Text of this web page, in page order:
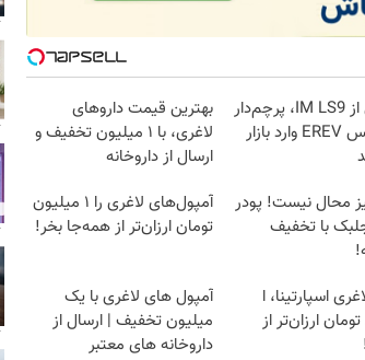
رونمایی از IM LS9، پرچم‌دار
فوق‌لوکس EREV وارد بازار
بهترین قیمت داروهای
لاغری، با ۱ میلیون تخفیف و
ارسال از داروخانه‌
محال نیست! پودر
با تخفیف
آمپول‌های لاغری را ۱ میلیون
تومان ارزان‌تر از همه‌جا بخر!
اسپارتینا، ا
ارزان‌تر از
آمپول های لاغری با یک
میلیون تخفیف | ارسال از
داروخانه های معتبر